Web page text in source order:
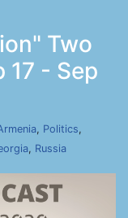
Two
17 - Sep
, Politics,
, Russia